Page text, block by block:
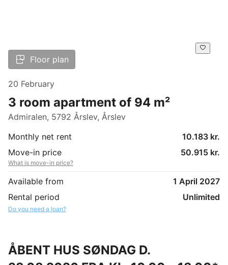
Floor plan
20 February
3 room apartment of 94 m²
Admiralen, 5792 Årslev, Årslev
Monthly net rent
10.183 kr.
Move-in price
50.915 kr.
What is move-in price?
Available from
1 April 2027
Rental period
Unlimited
Do you need a loan?
ÅBENT HUS SØNDAG D.